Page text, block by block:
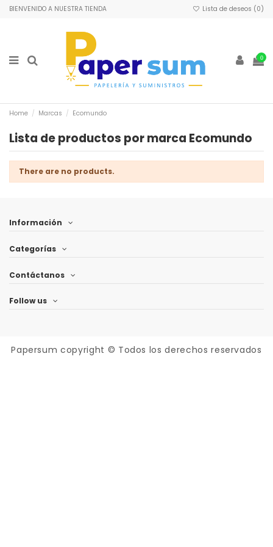
BIENVENIDO A NUESTRA TIENDA Lista de deseos (0)
0
Home Marcas Ecomundo
Lista de productos por marca Ecomundo
There are no products.
Información
Categorías
Contáctanos
Follow us
Papersum copyright © Todos los derechos reservados